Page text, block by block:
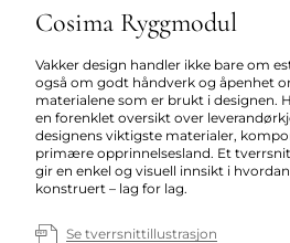
Cosima Ryggmodul
Vakker design handler ikke bare om
også om godt håndverk og åpenhet
materialene som er brukt i designen.
en forenklet oversikt over
designens viktigste materialer,
primære opprinnelsesland. Et
gir en enkel og visuell innsikt i
konstruert – lag for lag.
Se tverrsnittillustrasjon